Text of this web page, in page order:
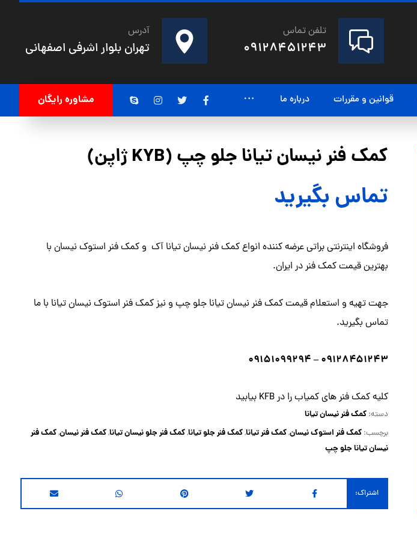
آدرس
تهران بلوار اشرفی اصفهانی
تلفن تماس
09128451243
قوانین و مقررات درباره ما مشاوره رایگان
کمک فنر نیسان تیانا جلو چپ (KYB ژاپن)
تماس بگیرید
فروشگاه اینترنتی براتی عرضه کننده انواعکمک فنر نیسانتیانا آک و کمک فنر استوک نیسان با
بهترین قیمت کمک فنر در ایران.
جهت تهیه و استعلام قیمت کمک فنر نیسان تیانا جلو چپ و نیز کمک فنر استوک نیسان تیانا با ما
تماسبگیرید.
۰۹۱۲۸۴۵۱۲۴۳ – ۰۹۱۵۱۰۹۹۲۹۴
کلیه کمک فنر های کمیاب را در KFB بیابید
دسته: کمک فنر نیسان تیانا
برچسب: کمک فنر استوک نیسان,کمک فنر تیانا,کمک فنر جلو تیانا,کمک فنر جلو نیسان تیانا,کمک فنر نیسان,کمک فنر
نیسان تیانا جلو چپ